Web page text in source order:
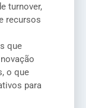
turnover,
recursos
que
o que
para